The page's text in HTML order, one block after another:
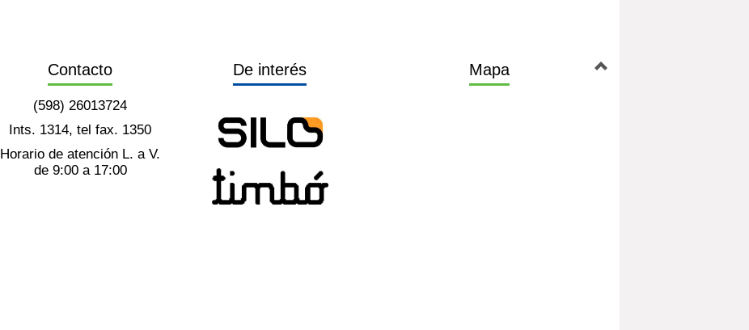
Contacto
(598) 26013724
Ints. 1314, tel fax. 1350
Horario de atención L. a V.
de 9:00 a 17:00
De interés Mapa